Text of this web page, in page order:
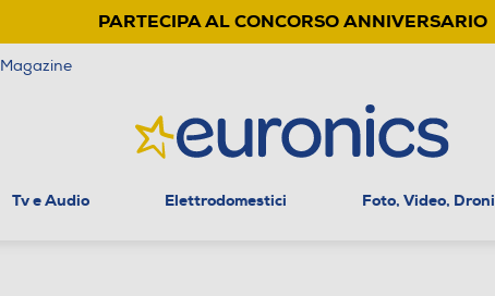
PARTECIPA AL CONCORSO ANNIVERSARIO
Magazine
Tv e Audio Elettrodomestici Foto, Video, Droni